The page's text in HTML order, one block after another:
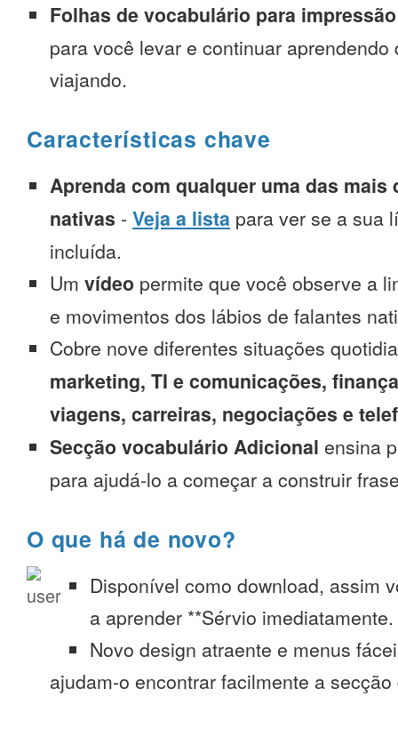
Folhas de vocabulário para impressão
para você levar e continuar aprendendo
viajando.
Características chave
Aprenda com qualquer uma das mais
nativas - Veja a lista para ver se a sua
incluída.
Um vídeo permite que você observe a
e movimentos dos lábios de falantes
Cobre nove diferentes situações
marketing, TI e comunicações,
viagens, carreiras, negociações e
Secção vocabulário Adicional ensina
para ajudá-lo a começar a construir
O que há de novo?
Disponível como download, assim
a aprender **Sérvio imediatamente.
Novo design atraente e menus
ajudam-o encontrar facilmente a